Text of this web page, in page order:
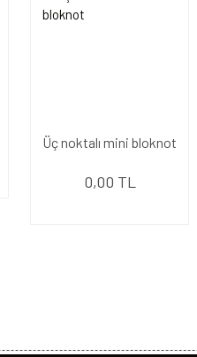
Üç noktalı mini bloknot
0,00 TL